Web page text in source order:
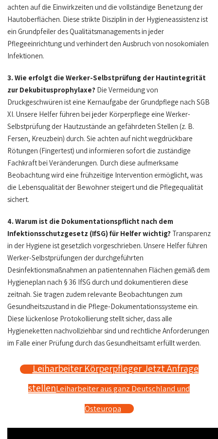
achten auf die Einwirkzeiten und die vollständige Benetzung der
Hautoberflächen. Diese strikte Disziplin in der Hygieneassistenz ist
ein Grundpfeiler des Qualitätsmanagements in jeder
Pflegeeinrichtung und verhindert den Ausbruch von nosokomialen
Infektionen.
3. Wie erfolgt die Werker-Selbstprüfung der Hautintegrität
zur Dekubitusprophylaxe? Die Vermeidung von
Druckgeschwüren ist eine Kernaufgabe der Grundpflege nach SGB
XI. Unsere Helfer führen bei jeder Körperpflege eine Werker-
Selbstprüfung der Hautzustände an gefährdeten Stellen (z. B.
Fersen, Kreuzbein) durch. Sie achten auf nicht wegdrückbare
Rötungen (Fingertest) und informieren sofort die zuständige
Fachkraft bei Veränderungen. Durch diese aufmerksame
Beobachtung wird eine frühzeitige Intervention ermöglicht, was
die Lebensqualität der Bewohner steigert und die Pflegequalität
sichert.
4. Warum ist die Dokumentationspflicht nach dem
Infektionsschutzgesetz (IfSG) für Helfer wichtig? Transparenz
in der Hygiene ist gesetzlich vorgeschrieben. Unsere Helfer führen
Werker-Selbstprüfungen der durchgeführten
Desinfektionsmaßnahmen an patientennahen Flächen gemäß dem
Hygieneplan nach § 36 IfSG durch und dokumentieren diese
zeitnah. Sie tragen zudem relevante Beobachtungen zum
Gesundheitszustand in die Pflege-Dokumentationssysteme ein.
Diese lückenlose Protokollierung stellt sicher, dass alle
Hygieneketten nachvollziehbar sind und rechtliche Anforderungen
im Falle einer Prüfung durch das Gesundheitsamt erfüllt werden.
Leiharbeiter Körperpfleger Jetzt Anfrage
stellenLeiharbeiter aus ganz Deutschland und
Osteuropa